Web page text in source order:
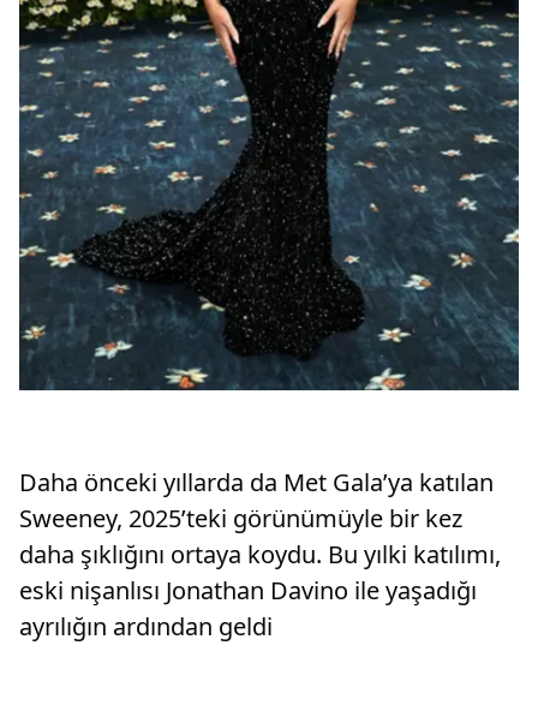
Daha önceki yıllarda da Met Gala’ya katılan
Sweeney, 2025’teki görünümüyle bir kez
daha şıklığını ortaya koydu. Bu yılki katılımı,
eski nişanlısı Jonathan Davino ile yaşadığı
ayrılığın ardından geldi